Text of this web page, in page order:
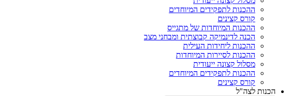
ההכנות לתפקידים המיוחדים
קורס קצינים
ההכנות המיוחדות של מתגייס
הכנה לדינמיקה קבוצתית ומבחני מצב
ההכנות ליחידות העילית
ההכנות לסיירות המיוחדות
מסלול קצונה ייעודית
ההכנות לתפקידים המיוחדים
קורס קצינים
הכנות לצה"ל